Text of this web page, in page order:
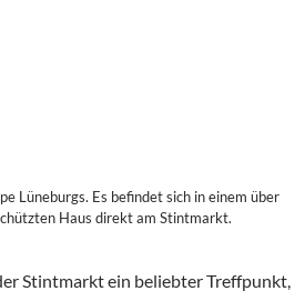
Lüneburgs. Es befindet sich in einem über
Haus direkt am Stintmarkt.
Stintmarkt ein beliebter Treffpunkt,